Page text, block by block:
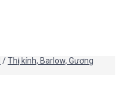
/Thị kính, Barlow, Gương